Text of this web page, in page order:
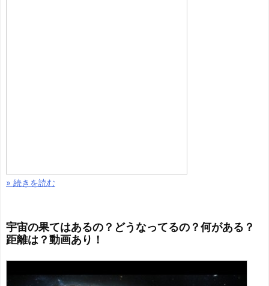
» 続きを読む
宇宙の果てはあるの？どうなってるの？何がある？
距離は？動画あり！